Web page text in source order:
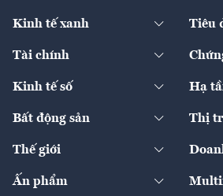
Kinh tế xanh
Diễn đàn
Tiêu
Tài chính
Ngân hàng
Bảo hiểm
Kinh tế số
Sản phẩm - Thị trường
Start-up
Hạ
Bất động sản
Chính sách
Thị
Thế giới
Kinh tế
Ấn phẩm